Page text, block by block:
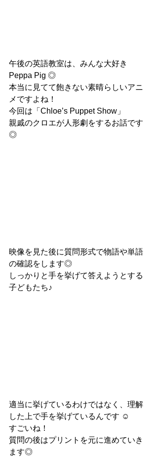
午後の英語教室は、みんな大好き
Peppa Pig ◎
本当に見てて飽きない素晴らしいアニ
メですよね！
今回は「Chloe’s Puppet Show」
親戚のクロエが人形劇をするお話です
◎
映像を見た後に質問形式で物語や単語
の確認をします◎
しっかりと手を挙げて答えようとする
子どもたち♪
適当に挙げているわけではなく、理解
した上で手を挙げているんです ☺︎
すごいね！
質問の後はプリントを元に進めていき
ます◎